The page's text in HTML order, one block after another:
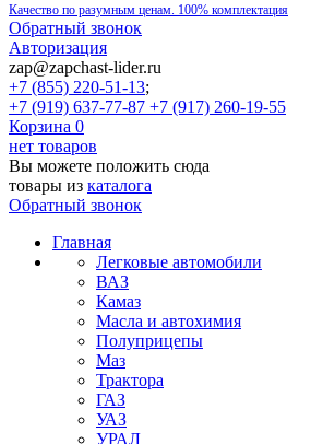
Качество по разумным ценам. 100% комплектация
Обратный звонок
Авторизация
zap@zapchast-lider.ru
+7 (855) 220-51-13;
+7 (919) 637-77-87 +7 (917) 260-19-55
Корзина 0
нет товаров
Вы можете положить сюда
товары из каталога
Обратный звонок
Главная
Легковые автомобили
ВАЗ
Камаз
Масла и автохимия
Полуприцепы
Маз
Трактора
ГАЗ
УАЗ
УРАЛ